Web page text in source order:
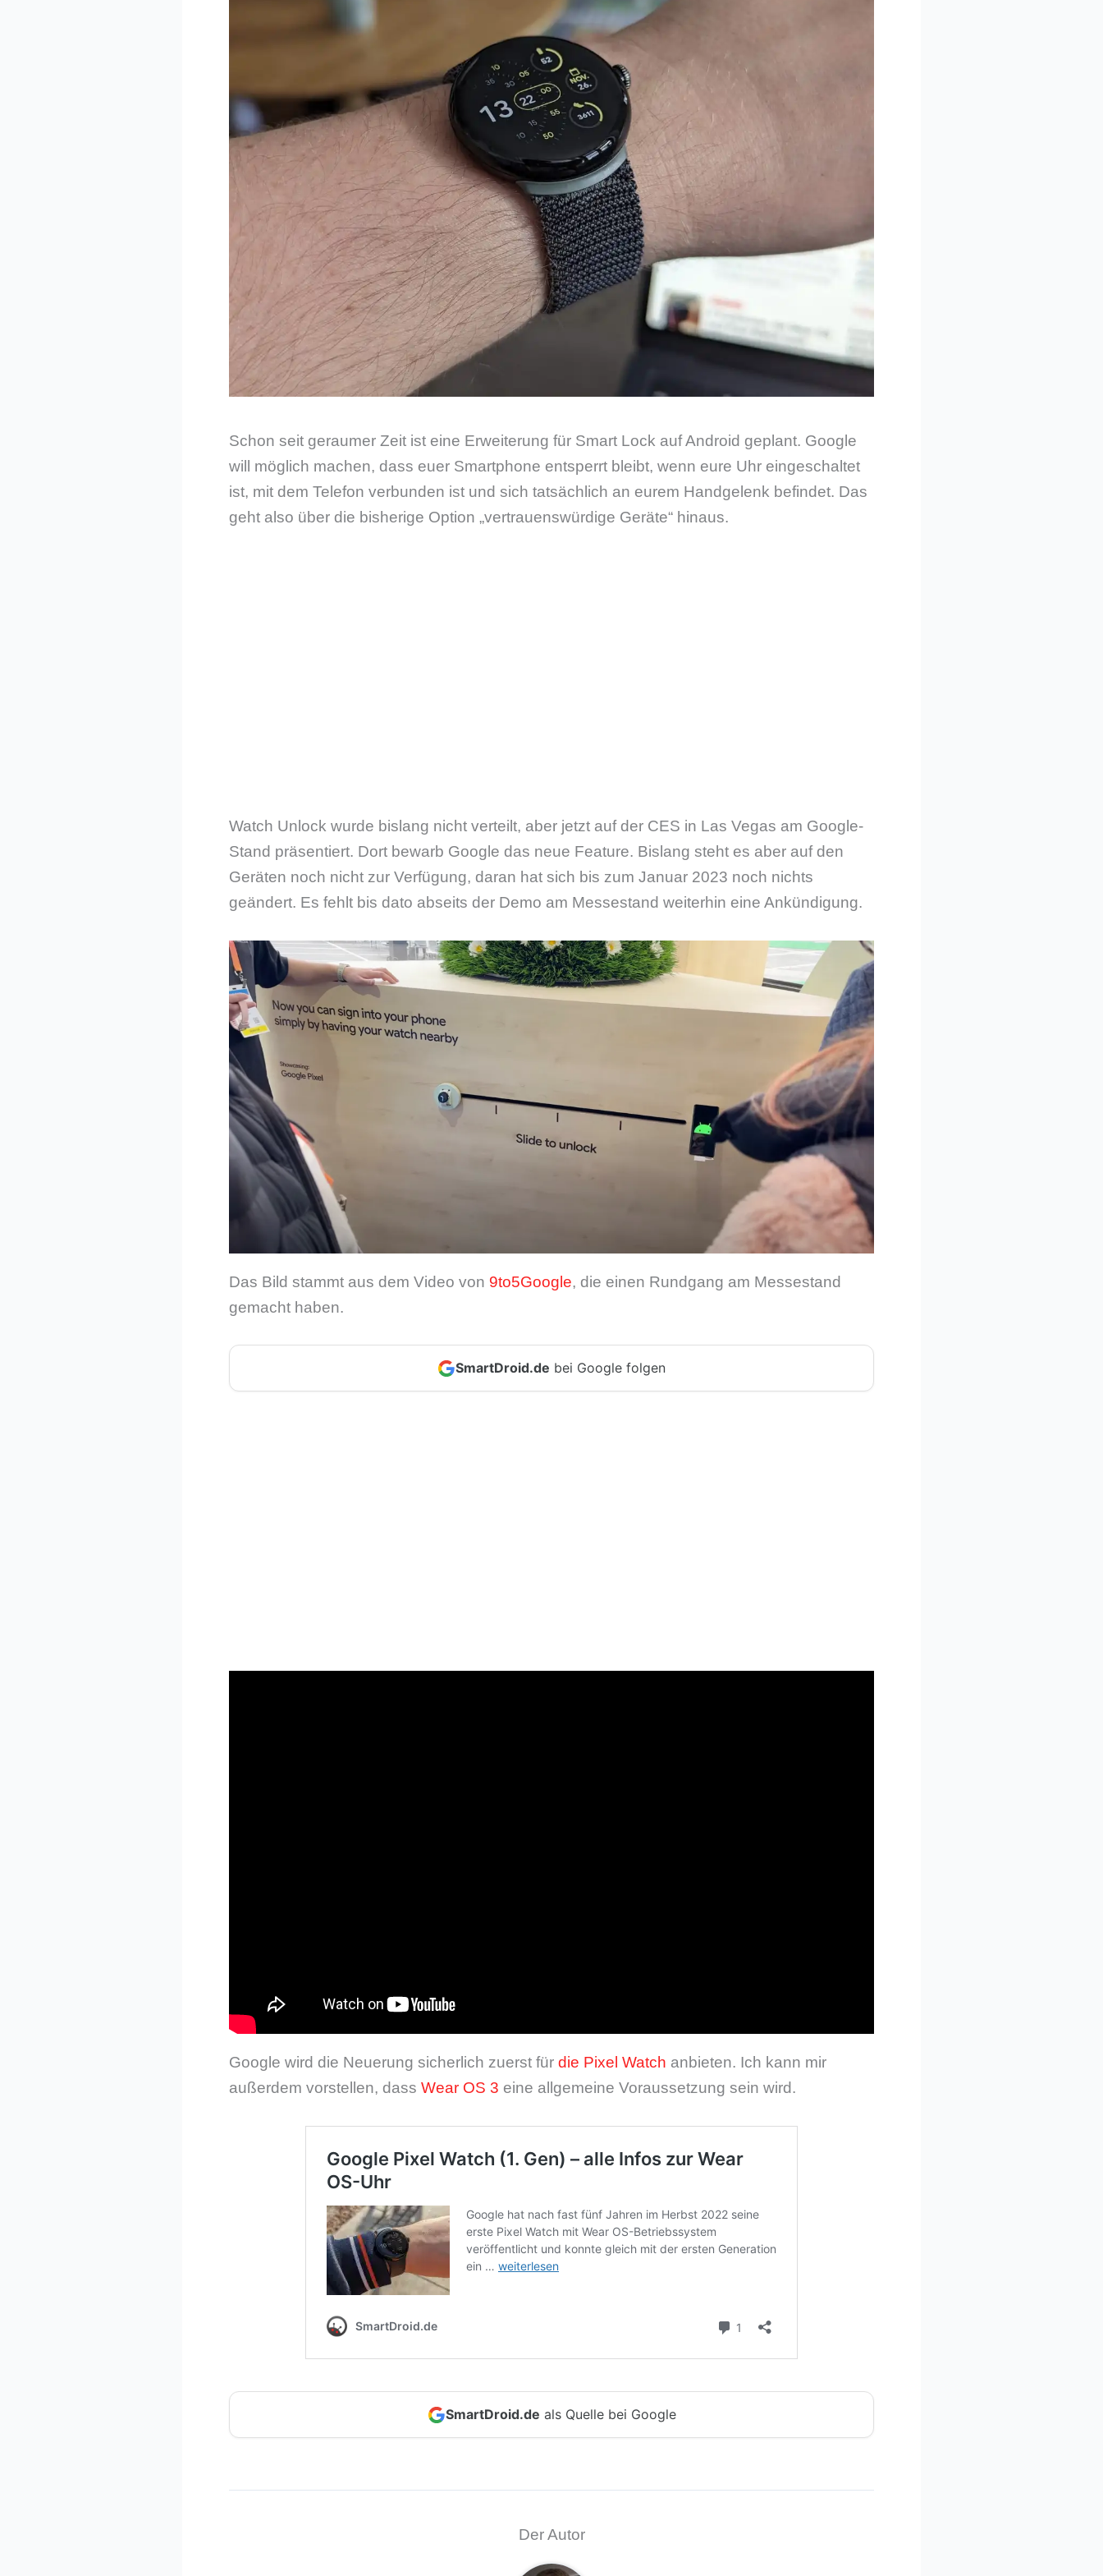
Schon seit geraumer Zeit ist eine Erweiterung für Smart Lock auf Android geplant. Google
will möglich machen, dass euer Smartphone entsperrt bleibt, wenn eure Uhr eingeschaltet
ist, mit dem Telefon verbunden ist und sich tatsächlich an eurem Handgelenk befindet. Das
geht also über die bisherige Option „vertrauenswürdige Geräte“ hinaus.
Watch Unlock wurde bislang nicht verteilt, aber jetzt auf der CES in Las Vegas am Google-
Stand präsentiert. Dort bewarb Google das neue Feature. Bislang steht es aber auf den
Geräten noch nicht zur Verfügung, daran hat sich bis zum Januar 2023 noch nichts
geändert. Es fehlt bis dato abseits der Demo am Messestand weiterhin eine Ankündigung.
Das Bild stammt aus dem Video von 9to5Google, die einen Rundgang am Messestand
gemacht haben.
SmartDroid.de bei Google folgen
Google wird die Neuerung sicherlich zuerst für die Pixel Watch anbieten. Ich kann mir
außerdem vorstellen, dass Wear OS 3 eine allgemeine Voraussetzung sein wird.
SmartDroid.de als Quelle bei Google
Der Autor